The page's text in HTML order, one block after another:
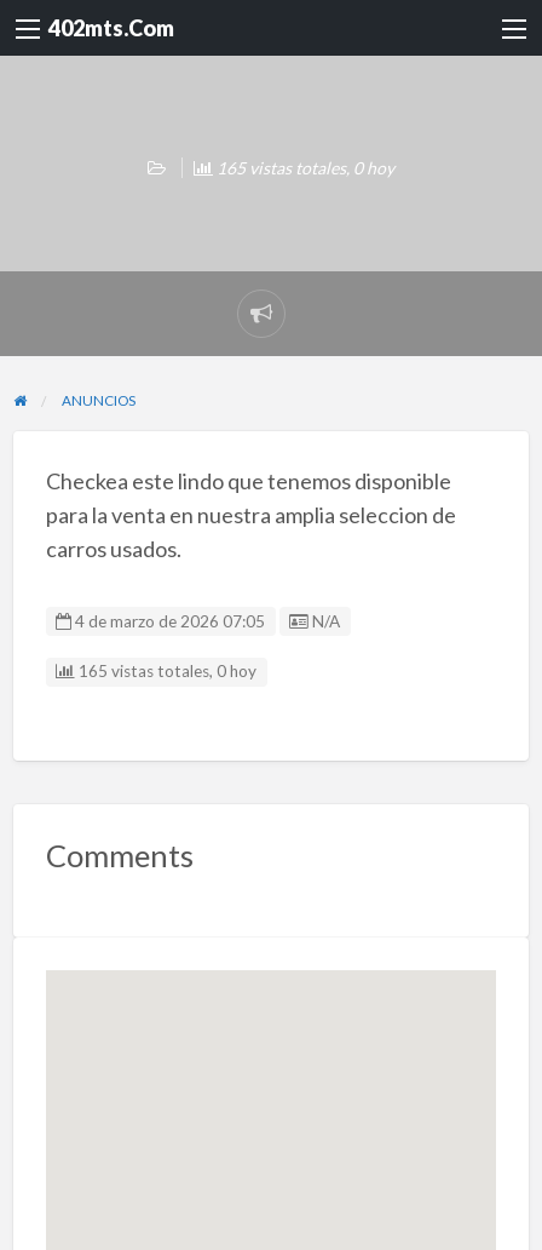
402mts.Com
165 vistas totales, 0 hoy
Reportar
problema
ANUNCIOS
Checkea este lindo que tenemos disponible
para la venta en nuestra amplia seleccion de
carros usados.
4 de marzo de 2026 07:05 Listing ID
N/A
165 vistas totales, 0 hoy
Comments